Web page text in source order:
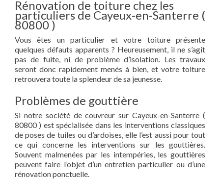
Rénovation de toiture chez les
particuliers de Cayeux-en-Santerre (
80800 )
Vous êtes un particulier et votre toiture présente
quelques défauts apparents ? Heureusement, il ne s’agit
pas de fuite, ni de problème d’isolation. Les travaux
seront donc rapidement menés à bien, et votre toiture
retrouvera toute la splendeur de sa jeunesse.
Problèmes de gouttière
Si notre société de couvreur sur Cayeux-en-Santerre (
80800 ) est spécialisée dans les interventions classiques
de poses de tuiles ou d’ardoises, elle l’est aussi pour tout
ce qui concerne les interventions sur les gouttières.
Souvent malmenées par les intempéries, les gouttières
peuvent faire l’objet d’un entretien particulier ou d’une
rénovation ponctuelle.